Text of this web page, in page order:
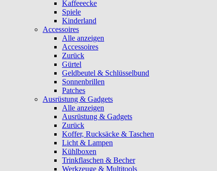
Kaffeeecke
Spiele
Kinderland
Accessoires
Alle anzeigen
Accessoires
Zurück
Gürtel
Geldbeutel & Schlüsselbund
Sonnenbrillen
Patches
Ausrüstung & Gadgets
Alle anzeigen
Ausrüstung & Gadgets
Zurück
Koffer, Rucksäcke & Taschen
Licht & Lampen
Kühlboxen
Trinkflaschen & Becher
Werkzeuge & Multitools